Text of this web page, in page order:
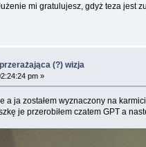
mi gratulujesz, gdyż teza jest
(?) wizja
pm »
a ja zostałem wyznaczony na
je przerobiłem czatem GPT a